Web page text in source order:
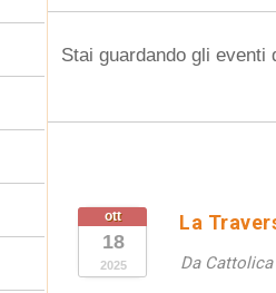
Stai guardando gli eventi
ott
18
2025
La
Da